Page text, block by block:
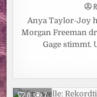
Anya Taylor-Joy
Morgan Freeman
Gage stimmt.
0 7